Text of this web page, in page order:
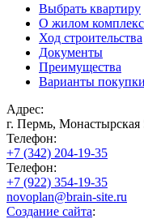
Выбрать квартиру
О жилом
Ход строительства
Документы
Преимущества
Варианты покупки
Адрес:
г. Пермь, Монастырская
Телефон:
+7 (342) 204-19-35
Телефон:
+7 (922) 354-19-35
novoplan@brain-site.ru
Создание сайта: